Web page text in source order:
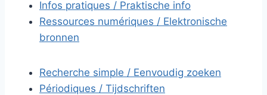
Infos pratiques / Praktische info
Ressources numériques / Elektronische
bronnen
Recherche simple / Eenvoudig zoeken
Périodiques / Tijdschriften